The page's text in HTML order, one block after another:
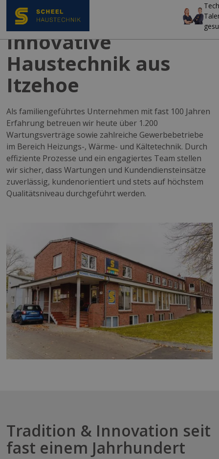
Innovative
Haustechnik aus
Itzehoe
Als familiengeführtes Unternehmen mit fast 100 Jahren
Erfahrung betreuen wir heute über 1.200
Wartungsverträge sowie zahlreiche Gewerbebetriebe
im Bereich Heizungs-, Wärme- und Kältetechnik. Durch
effiziente Prozesse und ein engagiertes Team stellen
wir sicher, dass Wartungen und Kundendiensteinsätze
zuverlässig, kundenorientiert und stets auf höchstem
Qualitätsniveau durchgeführt werden.
Tradition & Innovation seit
fast einem Jahrhundert